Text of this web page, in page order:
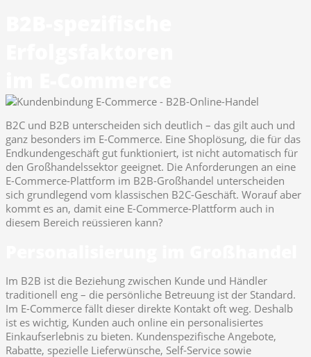
B2C und B2B unterscheiden sich deutlich – das gilt auch und
ganz besonders im E-Commerce. Eine Shoplösung, die für das
Endkundengeschäft gut funktioniert, ist nicht automatisch für
den Großhandelssektor geeignet. Die Anforderungen an eine
E-Commerce-Plattform im B2B-Großhandel unterscheiden
sich grundlegend vom klassischen B2C-Geschäft. Worauf aber
kommt es an, damit eine E-Commerce-Plattform auch in
diesem Bereich reüssieren kann?
Im B2B ist die Beziehung zwischen Kunde und Händler
traditionell eng – die persönliche Betreuung ist der Standard.
Im E-Commerce fällt dieser direkte Kontakt oft weg. Deshalb
ist es wichtig, Kunden auch online ein personalisiertes
Einkaufserlebnis zu bieten. Kundenspezifische Angebote,
Rabatte, spezielle Lieferwünsche, Self-Service sowie